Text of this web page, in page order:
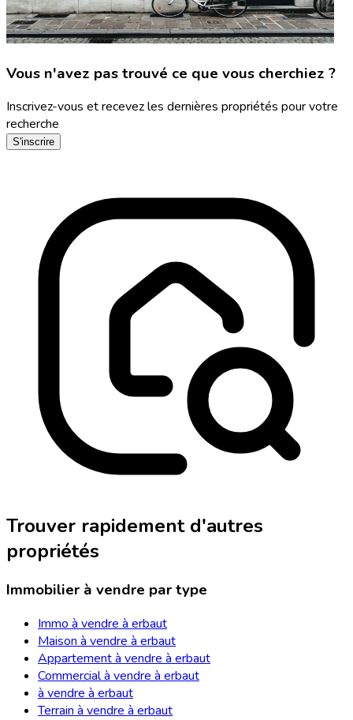
Vous n'avez pas trouvé ce que vous cherchiez ?
Inscrivez-vous et recevez les dernières propriétés pour votre
recherche
S'inscrire
Trouver rapidement d'autres
propriétés
Immobilier à vendre par type
Immo à vendre à erbaut
Maison à vendre à erbaut
Appartement à vendre à erbaut
Commercial à vendre à erbaut
à vendre à erbaut
Terrain à vendre à erbaut